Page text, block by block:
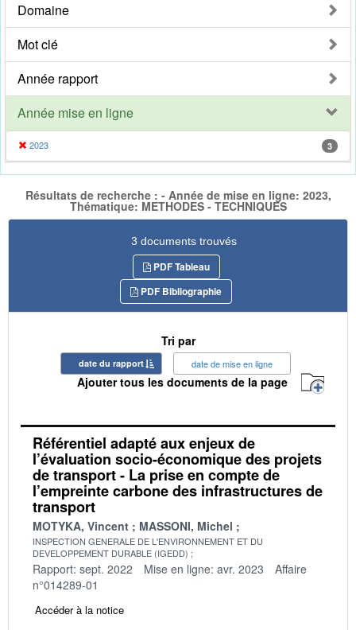
Domaine
Mot clé
Année rapport
Année mise en ligne
2023 3
Résultats de recherche : - Année de mise en ligne: 2023,
Thématique: METHODES - TECHNIQUES
3 documents trouvés
PDF Tableau
PDF Bibliographie
Tri par
date du rapport date de mise en ligne
Ajouter tous les documents de la page
Référentiel adapté aux enjeux de
l’évaluation socio-économique des projets
de transport - La prise en compte de
l’empreinte carbone des infrastructures de
transport
MOTYKA, Vincent MASSONI, Michel
INSPECTION GENERALE DE L'ENVIRONNEMENT ET DU
DEVELOPPEMENT DURABLE (IGEDD)
Rapport: sept. 2022 Mise en ligne: avr. 2023
Affaire
n°014289-01
Accéder à la notice